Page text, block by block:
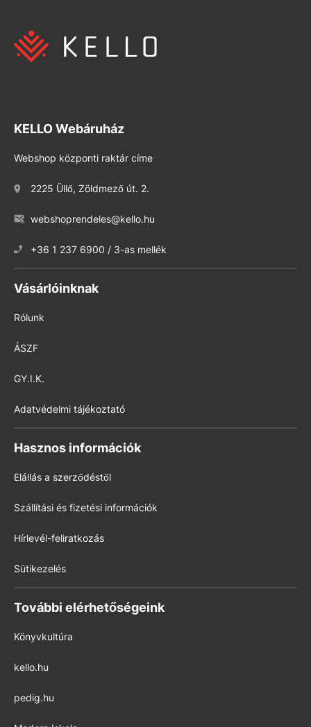
KELLO Webáruház
Webshop központi raktár címe
2225 Üllő, Zöldmező út. 2.
webshoprendeles@kello.hu
+36 1 237 6900 / 3-as mellék
Vásárlóinknak
Rólunk
ÁSZF
GY.I.K.
Adatvédelmi tájékoztató
Hasznos információk
Elállás a szerződéstől
Szállítási és fizetési információk
Hírlevél-feliratkozás
Sütikezelés
További elérhetőségeink
Könyvkultúra
kello.hu
pedig.hu